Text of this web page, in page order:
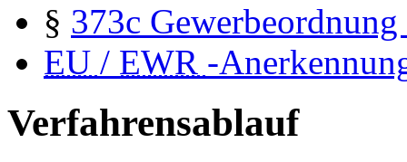
§ 373c
EU / EWR -
Verfahrensablauf